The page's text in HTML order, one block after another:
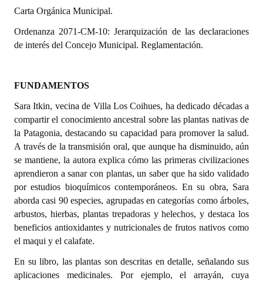
Constitución Provincial
Carta Orgánica 2007
Digesto
Organigrama
DOCUMENTOS
Informes de Gestión
Proyectos Presentados
Dictámenes Asesoría Letrada
Actas de Sesión
Informes de Unidad Coordinadora
Carta Orgánica Municipal.
Ordenanza 2071-CM-10: Jerarquización de las declaraciones
de interés del Concejo Municipal. Reglamentación.
FUNDAMENTOS
Sara Itkin, vecina de Villa Los Coihues, ha dedicado décadas a
compartir el conocimiento ancestral sobre las plantas nativas de
la Patagonia, destacando su capacidad para promover la salud.
A través de la transmisión oral, que aunque ha disminuido, aún
se mantiene, la autora explica cómo las primeras civilizaciones
aprendieron a sanar con plantas, un saber que ha sido validado
por estudios bioquímicos contemporáneos. En su obra, Sara
aborda casi 90 especies, agrupadas en categorías como árboles,
arbustos, hierbas, plantas trepadoras y helechos, y destaca los
beneficios antioxidantes y nutricionales de frutos nativos como
el maqui y el calafate.
En su libro, las plantas son descritas en detalle, señalando sus
aplicaciones medicinales. Por ejemplo, el arrayán, cuya